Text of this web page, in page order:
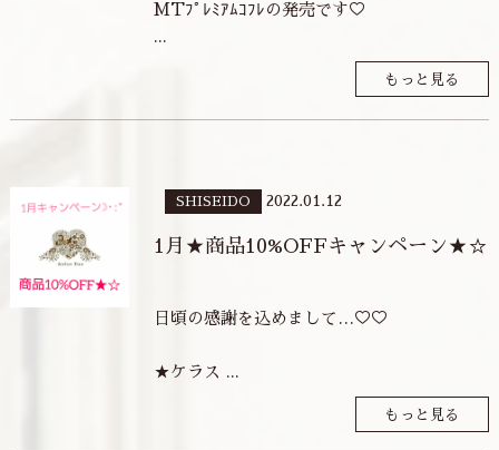
MTﾌﾟﾚﾐｱﾑｺﾌﾚの発売です♡
...
もっと見る
SHISEIDO 2022.01.12
1月★商品10%OFFキャンペーン★☆
日頃の感謝を込めまして…♡♡
★ケラス ...
もっと見る